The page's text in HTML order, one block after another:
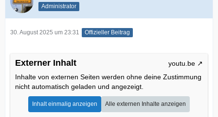
Administrator
30. August 2025 um 23:31 Offizieller Beitrag
Externer Inhalt
youtu.be
Inhalte von externen Seiten werden ohne deine Zustimmung
nicht automatisch geladen und angezeigt.
Inhalt einmalig anzeigen Alle externen Inhalte anzeigen